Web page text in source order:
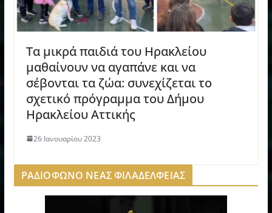
Τα μικρά παιδιά του Ηρακλείου
μαθαίνουν να αγαπάνε και να
σέβονται τα ζώα: συνεχίζεται το
σχετικό πρόγραμμα του Δήμου
Ηρακλείου Αττικής
26 Ιανουαρίου 2023
ΡΑΔΙΟΦΩΝΟ ΝΕΑΣ ΦΙΛΑΔΕΛΦΕΙΑΣ